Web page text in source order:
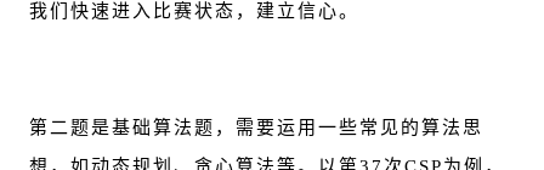
我们快速进入比赛状态，建立信心。
第二题是基础算法题，需要运用一些常见的算法思
想，如动态规划、贪心算法等。以第37次CSP为例，